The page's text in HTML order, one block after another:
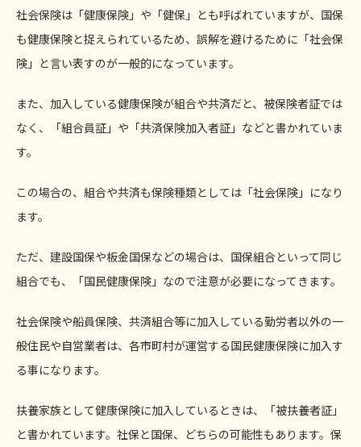
社会保険は「健康保険」や「健保」とも呼ばれていますが、国保
も健康保険と捉えられているため、誤解を避けるために「社会保
険」と言い表すのが一般的になっています。
また、加入している健康保険が組合や共済だと、被保険者証では
なく、「組合員証」や「共済保険加入者証」などと書かれていま
す。
この場合の、組合や共済も保険種類としては「社会保険」になり
ます。
ただ、建設国保や板金国保などの場合は、国保組合といって同じ
組合でも、「国民健康保険」なので注意が必要になってきます。
社会保険や船員保険、共済組合等に加入している勤労者以外の一
般住民や自営業者は、各市町村が運営する国民健康保険に加入す
る事になります。
扶養家族として健康保険に加入しているときは、「被扶養者証」
と書かれています。社保と国保、どちらの可能性もあります。保